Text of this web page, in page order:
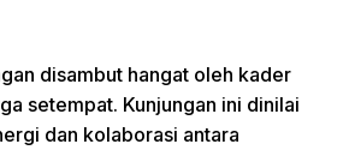
disambut hangat oleh kader
setempat. Kunjungan ini dinilai
dan kolaborasi antara